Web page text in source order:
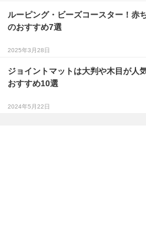
ルーピング・ビーズコースター！赤
のおすすめ7選
2025年3月28日
ジョイントマットは大判や木目が人
おすすめ10選
2024年5月22日